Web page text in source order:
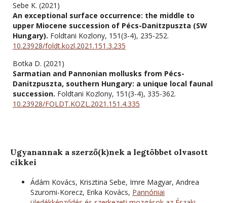
Sebe K. (2021)
An exceptional surface occurrence: the middle to
upper Miocene succession of Pécs-Danitzpuszta (SW
Hungary). Foldtani Kozlony, 151(3-4), 235-252.
10.23928/foldt.kozl.2021.151.3.235
Botka D. (2021)
Sarmatian and Pannonian mollusks from Pécs-
Danitzpuszta, southern Hungary: a unique local faunal
succession. Foldtani Kozlony, 151(3-4), 335-362.
10.23928/FOLDT.KOZL.2021.151.4.335
Ugyanannak a szerző(k)nek a legtöbbet olvasott
cikkei
Ádám Kovács, Krisztina Sebe, Imre Magyar, Andrea
Szuromi-Korecz, Erika Kovács, Pannóniai